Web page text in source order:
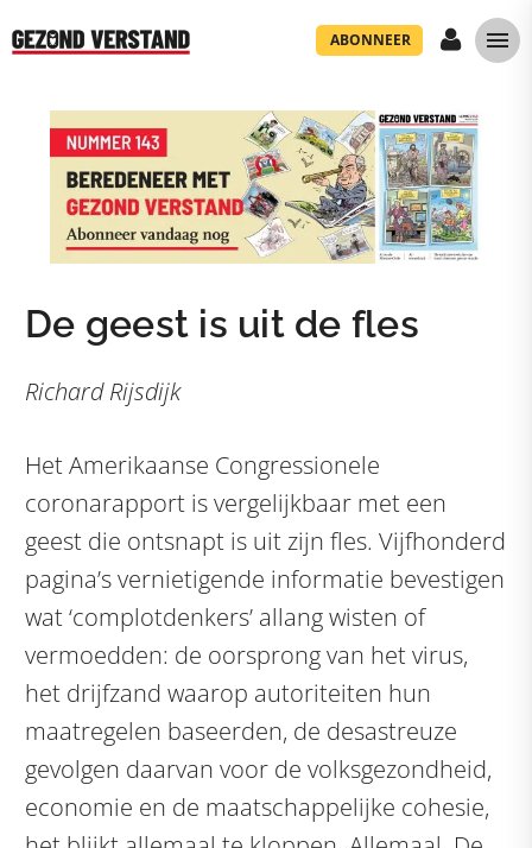
ABONNEER
De geest is uit de fles
Richard Rijsdijk
Het Amerikaanse Congressionele
coronarapport is vergelijkbaar met een
geest die ontsnapt is uit zijn fles. Vijfhonderd
pagina’s vernietigende informatie bevestigen
wat ‘complotdenkers’ allang wisten of
vermoedden: de oorsprong van het virus,
het drijfzand waarop autoriteiten hun
maatregelen baseerden, de desastreuze
gevolgen daarvan voor de volksgezondheid,
economie en de maatschappelijke cohesie,